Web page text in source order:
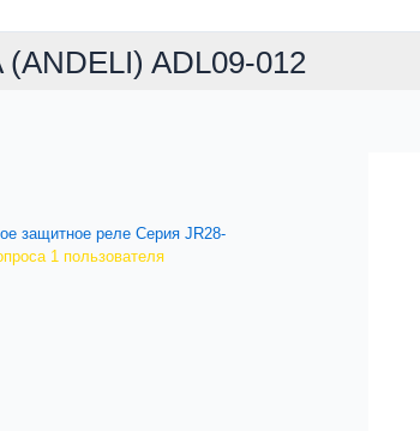
ADL09-012
защитное реле Серия JR28-
1 пользователя